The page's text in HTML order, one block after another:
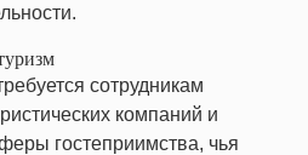
сотрудникам
компаний и
гостеприимства, чья